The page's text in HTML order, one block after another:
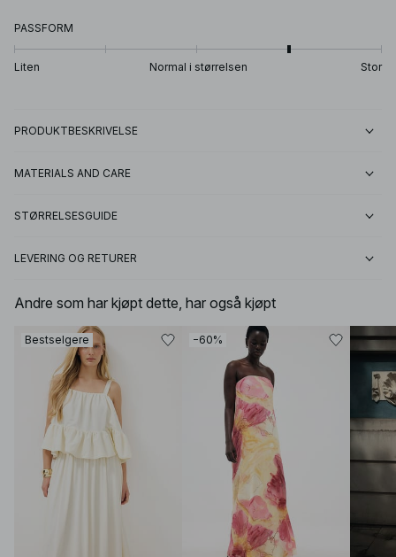
PASSFORM
Liten Normal i størrelsen Stor
PRODUKTBESKRIVELSE
MATERIALS AND CARE
STØRRELSESGUIDE
LEVERING OG RETURER
Andre som har kjøpt dette, har også kjøpt
Bestselgere −60%